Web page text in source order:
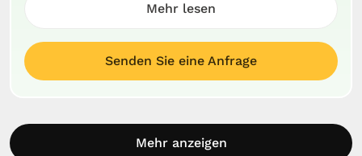
Mehr lesen
Senden Sie eine Anfrage
Mehr anzeigen